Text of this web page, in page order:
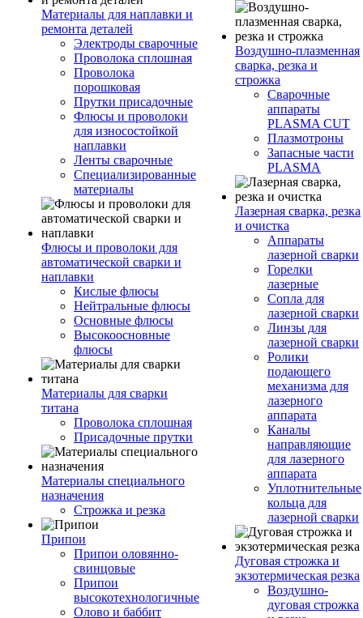
Материалы для наплавки и
ремонта деталей
Электроды сварочные
Проволока сплошная
Проволока
порошковая
Прутки присадочные
Флюсы и проволоки
для износостойкой
наплавки
Ленты сварочные
Специализированные
материалы
Флюсы и проволоки для
автоматической сварки и
наплавки
Кислые флюсы
Нейтральные флюсы
Основные флюсы
Высокоосновные
флюсы
Материалы для сварки
титана
Проволока сплошная
Присадочные прутки
Материалы специального
назначения
Строжка и резка
Припои
Припои оловянно-
свинцовые
Припои
высокотехнологичные
Олово и баббит
Воздушно-плазменная
сварка, резка и
строжка
Сварочные
аппараты
PLASMA CUT
Плазмотроны
Запасные части
PLASMA
Лазерная сварка, резка
и очистка
Аппараты
лазерной сварки
Горелки
лазерные
Сопла для
лазерной сварки
Линзы для
лазерной сварки
Ролики
подающего
механизма для
лазерного
аппарата
Каналы
направляющие
для лазерного
аппарата
Уплотнительные
кольца для
лазерной сварки
Дуговая строжка и
экзотермическая резка
Воздушно-
дуговая строжка